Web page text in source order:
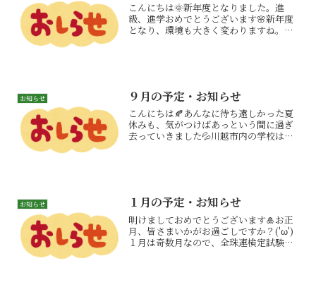
こんにちは🌞新年度となりました。進
級、進学おめでとうございます🌸新年度
となり、環境も大きく変わりますね。今
お知らせ ９月の予定・お知らせ
こんにちは🍂あんなに待ち遠しかった夏
休みも、気がつけばあっという間に過ぎ
去っていきました💦川越市内の学校は、
お知らせ １月の予定・お知らせ
明けましておめでとうございます🎍お正
月、皆さまいかがお過ごしですか？('ω')
１月は奇数月なので、全珠連検定試験が